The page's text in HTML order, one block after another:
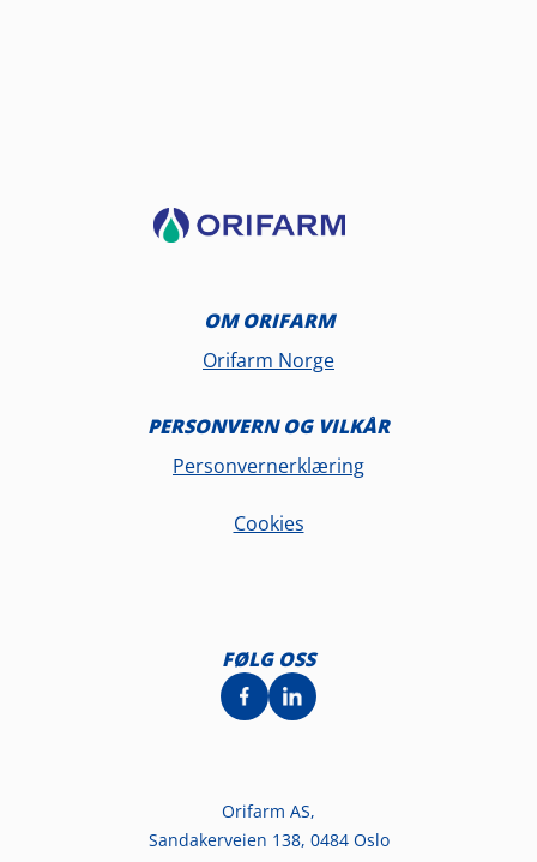
OM ORIFARM
Orifarm Norge
PERSONVERN OG VILKÅR
Personvernerklæring
Cookies
FØLG OSS
Orifarm AS,
Sandakerveien 138, 0484 Oslo